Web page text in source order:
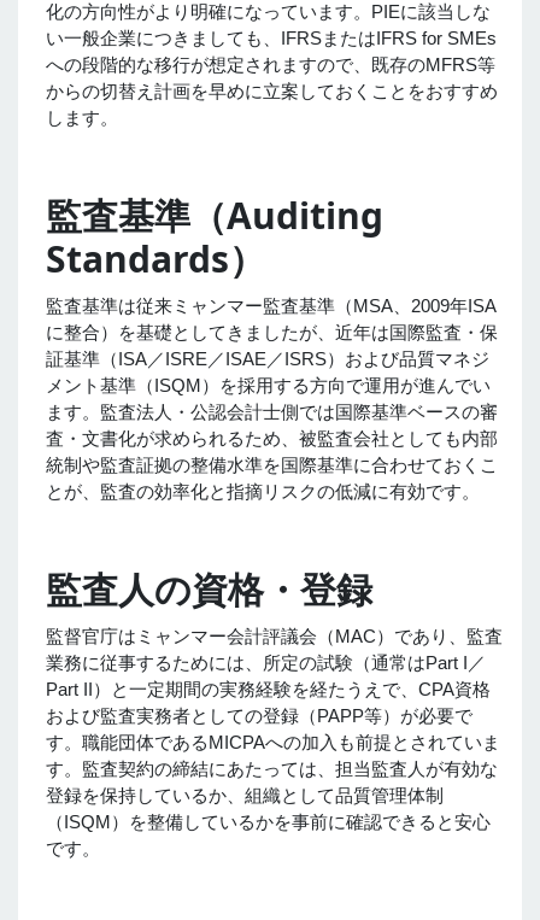
化の方向性がより明確になっています。PIEに該当しな
い一般企業につきましても、IFRSまたはIFRS for SMEs
への段階的な移行が想定されますので、既存のMFRS等
からの切替え計画を早めに立案しておくことをおすすめ
します。
監査基準（Auditing
Standards）
監査基準は従来ミャンマー監査基準（MSA、2009年ISA
に整合）を基礎としてきましたが、近年は国際監査・保
証基準（ISA／ISRE／ISAE／ISRS）および品質マネジ
メント基準（ISQM）を採用する方向で運用が進んでい
ます。監査法人・公認会計士側では国際基準ベースの審
査・文書化が求められるため、被監査会社としても内部
統制や監査証拠の整備水準を国際基準に合わせておくこ
とが、監査の効率化と指摘リスクの低減に有効です。
監査人の資格・登録
監督官庁はミャンマー会計評議会（MAC）であり、監査
業務に従事するためには、所定の試験（通常はPart I／
Part II）と一定期間の実務経験を経たうえで、CPA資格
および監査実務者としての登録（PAPP等）が必要で
す。職能団体であるMICPAへの加入も前提とされていま
す。監査契約の締結にあたっては、担当監査人が有効な
登録を保持しているか、組織として品質管理体制
（ISQM）を整備しているかを事前に確認できると安心
です。